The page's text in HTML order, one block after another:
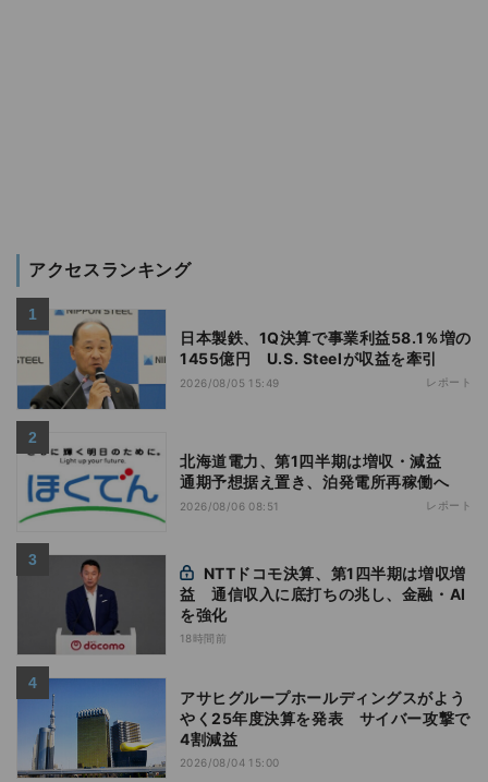
アクセスランキング
日本製鉄、1Q決算で事業利益58.1％増の
1455億円 U.S. Steelが収益を牽引
2026/08/05 15:49 レポート
北海道電力、第1四半期は増収・減益
通期予想据え置き、泊発電所再稼働へ
2026/08/06 08:51 レポート
益 通信収入に底打ちの兆し、金融・AI
を強化
18時間前
アサヒグループホールディングスがよう
やく25年度決算を発表 サイバー攻撃で
4割減益
2026/08/04 15:00